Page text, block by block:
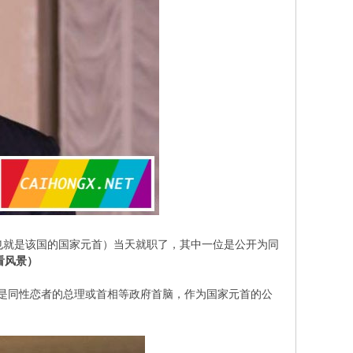
是该国的国家元首）当天就职了，其中一位是公开为同
景）
性恋者的总理或首相等政府首脑，作为国家元首的公